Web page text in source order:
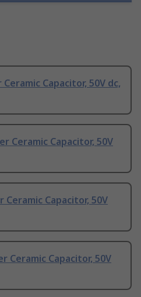
Capacitor, 50V dc,
Ceramic Capacitor, 50V
Ceramic Capacitor, 50V
Ceramic Capacitor, 50V